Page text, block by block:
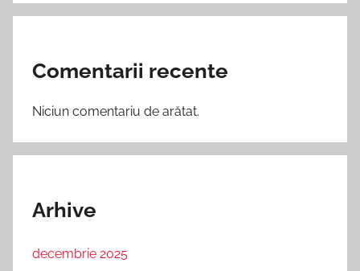
Comentarii recente
Niciun comentariu de arătat.
Arhive
decembrie 2025